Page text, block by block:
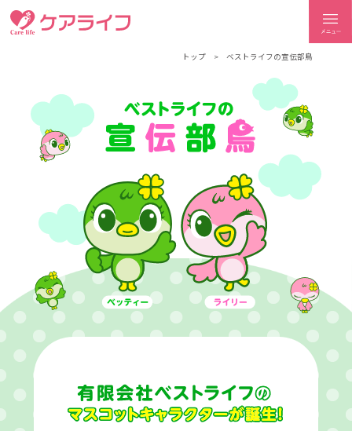
トップ ベストライフの宣伝部鳥